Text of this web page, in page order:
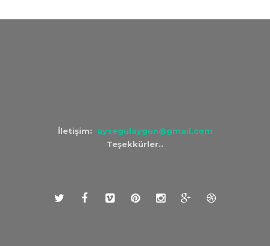
İletişim: aysegulaygun@gmail.com
Teşekkürler..